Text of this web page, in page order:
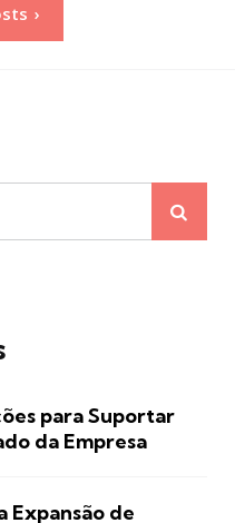
para Suportar
da Empresa
Expansão de